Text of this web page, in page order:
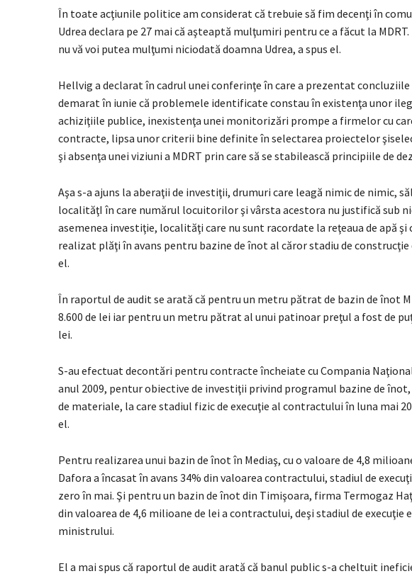
În toate acţiunile politice am considerat că trebuie să fim decenţi în
Udrea declara pe 27 mai că aşteaptă mulţumiri pentru ce a făcut la
nu vă voi putea mulţumi niciodată doamna Udrea, a spus el.
Hellvig a declarat în cadrul unei conferinţe în care a prezentat
demarat în iunie că problemele identificate constau în existenţa unor
achiziţiile publice, inexistenţa unei monitorizări prompe a firmelor cu
contracte, lipsa unor criterii bine definite în selectarea proiectelor
şi absenţa unei viziuni a MDRT prin care să se stabilească principiile de
Aşa s-a ajuns la aberaţii de investiţii, drumuri care leagă nimic de nimic,
localităţI în care numărul locuitorilor şi vârsta acestora nu justifică sub
asemenea investiţie, localităţi care nu sunt racordate la reţeaua de apă şi
realizat plăţi în avans pentru bazine de înot al căror stadiu de construcţie
el.
În raportul de audit se arată că pentru un metru pătrat de bazin de înot
8.600 de lei iar pentru un metru pătrat al unui patinoar preţul a fost de
lei.
S-au efectuat decontări pentru contracte încheiate cu Compania
anul 2009, pentur obiective de investiţii privind programul bazine de
de materiale, la care stadiul fizic de execuţie al contractului în luna mai
el.
Pentru realizarea unui bazin de înot în Mediaş, cu o valoare de 4,8
Dafora a încasat în avans 34% din valoarea contractului, stadiul de
zero în mai. Şi pentru un bazin de înot din Timişoara, firma Termogaz
din valoarea de 4,6 milioane de lei a contractului, deşi stadiul de
ministrului.
El a mai spus că raportul de audit arată că banul public s-a cheltuit